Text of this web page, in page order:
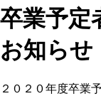
卒業予定
お知らせ
２０２０年度卒業